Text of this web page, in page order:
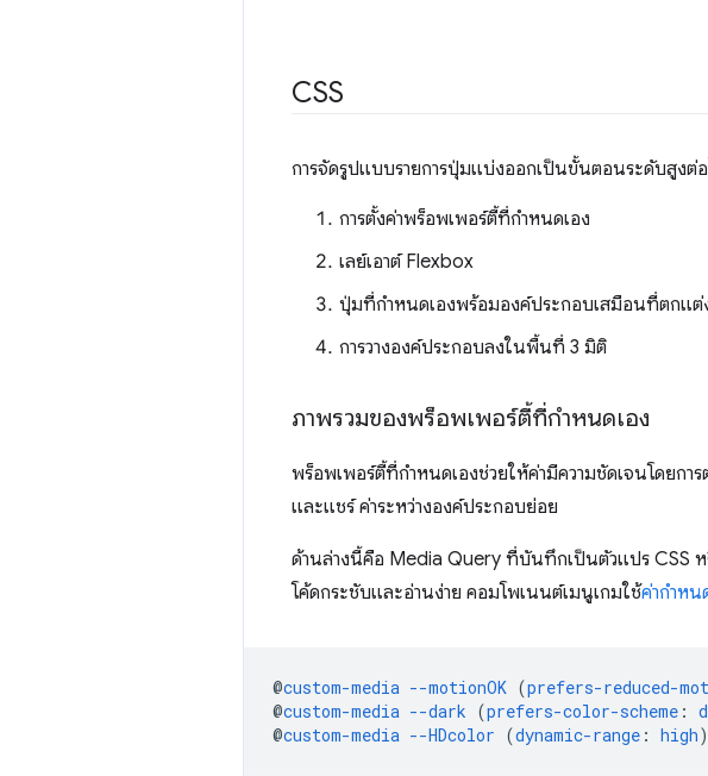
CSS
การจัดรูปแบบรายการปุ่มแบ่งออกเป็นขั้นตอนระดับสูงต่
การตั้งค่าพร็อพเพอร์ตี้ที่กำหนดเอง
เลย์เอาต์ Flexbox
ปุ่มที่กำหนดเองพร้อมองค์ประกอบเสมือนที่ตกแต่
การวางองค์ประกอบลงในพื้นที่ 3 มิติ
ภาพรวมของพร็อพเพอร์ตี้ที่กำหนดเอง
พร็อพเพอร์ตี้ที่กำหนดเองช่วยให้ค่ามีความชัดเจนโดยก
และแชร์ ค่าระหว่างองค์ประกอบย่อย
ด้านล่างนี้คือ Media Query ที่บันทึกเป็นตัวแปร CSS ห
โค้ดกระชับและอ่านง่าย คอมโพเนนต์เมนูเกมใช้ค่ากำหน
@custom-media --motionOK (prefers-reduced-
@custom-media --dark (prefers-color-scheme :
@custom-media --HDcolor (dynamic-range : high)